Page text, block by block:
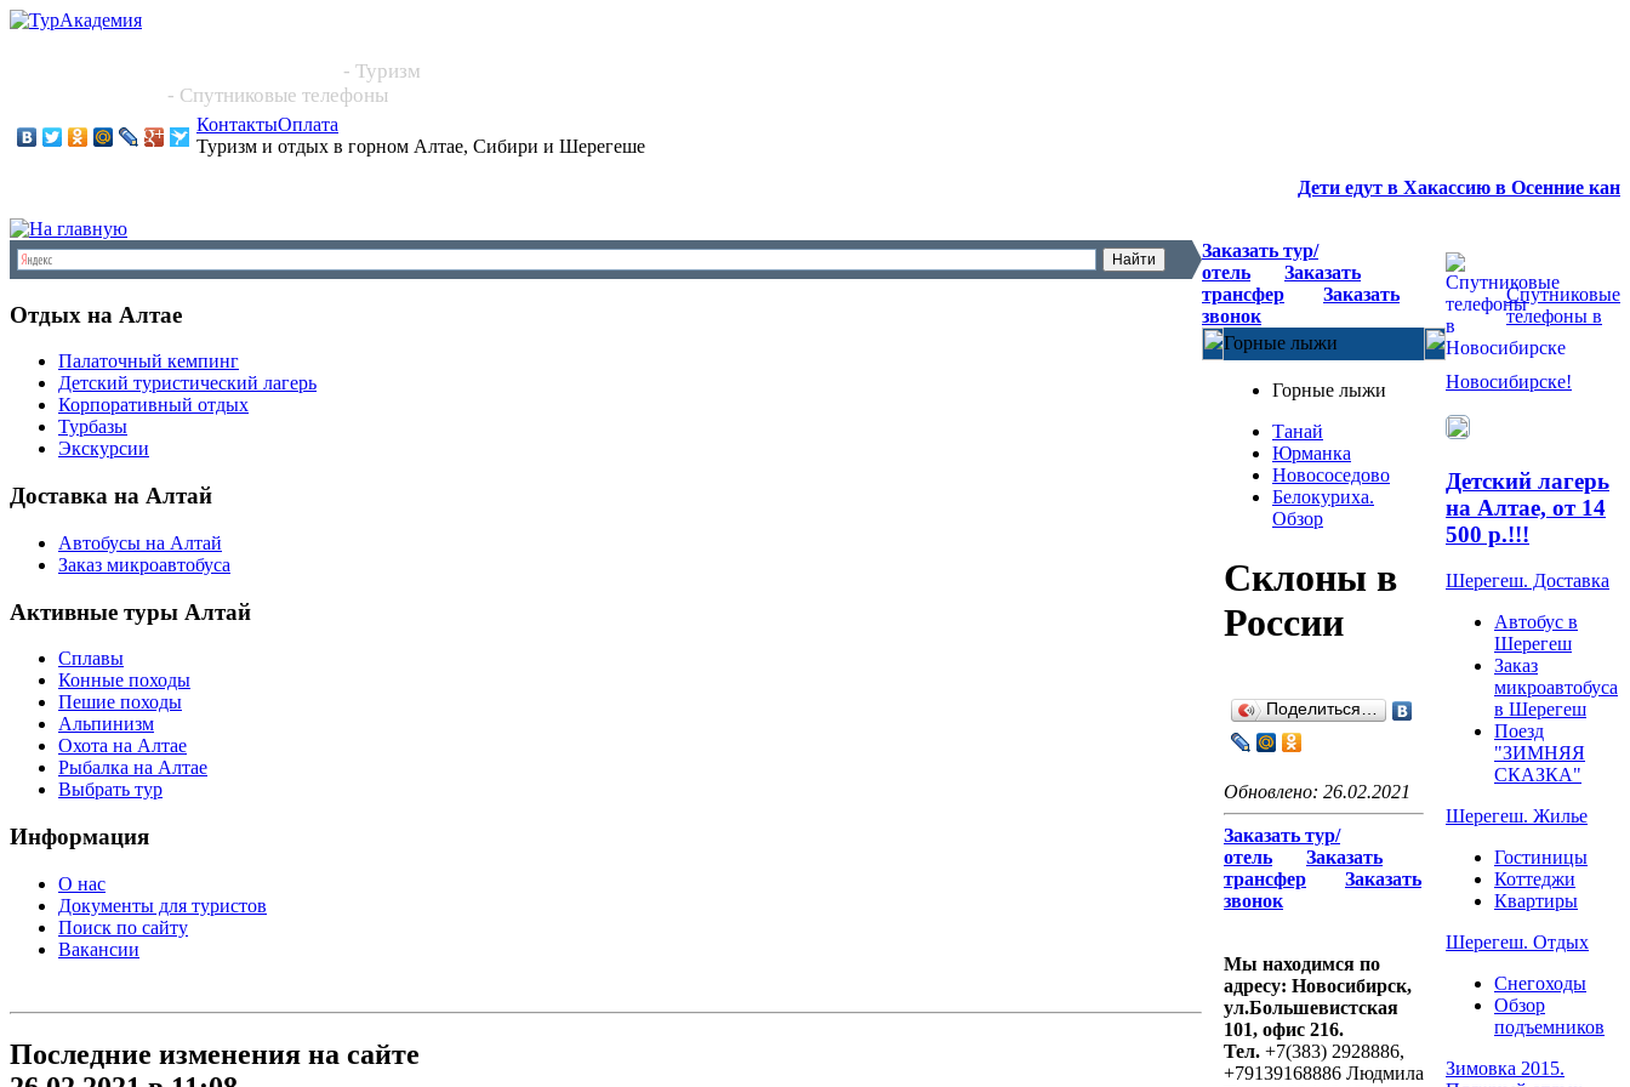
- Туризм
- Спутниковые телефоны
КонтактыОплата
Туризм и отдых в горном Алтае, Сибири и Шерегеше
Дети едут в Хакассию в Осенние
Отдых на Алтае
Палаточный кемпинг
Детский туристический лагерь
Корпоративный отдых
Турбазы
Экскурсии
Доставка на Алтай
Автобусы на Алтай
Заказ микроавтобуса
Активные туры Алтай
Сплавы
Конные походы
Пешие походы
Альпинизм
Охота на Алтае
Рыбалка на Алтае
Выбрать тур
Информация
О нас
Документы для туристов
Поиск по сайту
Вакансии
Последние изменения на сайте
Заказать тур/
отель
Заказать
трансфер
Заказать
звонок
Горные лыжи
Горные лыжи
Танай
Юрманка
Новососедово
Белокуриха.
Обзор
Склоны в
России
Поделиться…
Обновлено: 26.02.2021
Заказать тур/
отель
Заказать
трансфер
Заказать
звонок
Мы находимся по
адресу: Новосибирск,
ул.Большевистская
101, офис 216.
Тел. +7(383) 2928886,
+79139168886 Людмила
Спутниковые
телефоны в
Новосибирске!
Детский лагерь
на Алтае, от 14
500 р.!!!
Шерегеш. Доставка
Автобус в
Шерегеш
Заказ
микроавтобуса
в Шерегеш
Поезд
"ЗИМНЯЯ
СКАЗКА"
Шерегеш. Жилье
Гостиницы
Коттеджи
Квартиры
Шерегеш. Отдых
Снегоходы
Обзор
подъемников
Зимовка 2015.